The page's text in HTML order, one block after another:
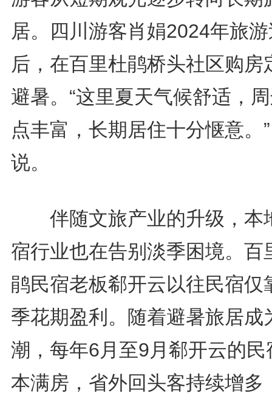
居。四川游客肖娟2024年旅
后，在百里杜鹃桥头社区购房
避暑。“这里夏天气候舒适，
点丰富，长期居住十分惬意。
说。
伴随文旅产业的升级，本
宿行业也在告别淡季困境。百
鹃民宿老板郗开云以往民宿仅
季花期盈利。随着避暑旅居成
潮，每年6月至9月郗开云的民
本满房，省外回头客持续增多